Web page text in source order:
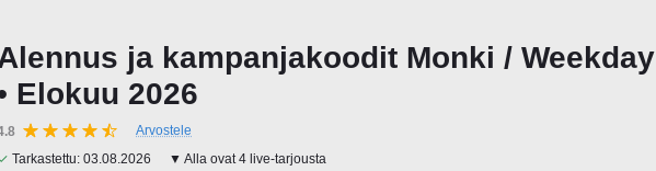
ja kampanjakoodit Monki / Weekday
Elokuu 2026
Arvostele
Tarkastettu: 03.08.2026 ▼ Alla ovat 4 live-tarjousta